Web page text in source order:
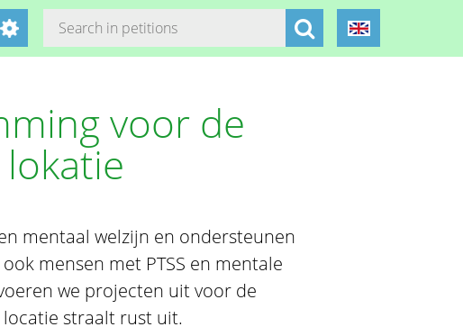
voor de
mentaal welzijn en ondersteunen
mensen met PTSS en mentale
we projecten uit voor de
straalt rust uit.